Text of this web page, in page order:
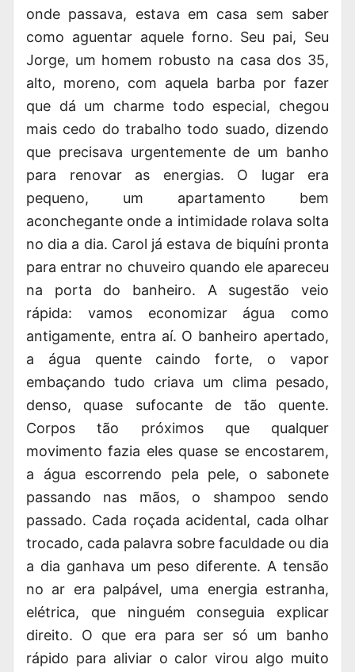
onde passava, estava em casa sem saber
como aguentar aquele forno. Seu pai, Seu
Jorge, um homem robusto na casa dos 35,
alto, moreno, com aquela barba por fazer
que dá um charme todo especial, chegou
mais cedo do trabalho todo suado, dizendo
que precisava urgentemente de um banho
para renovar as energias. O lugar era
pequeno, um apartamento bem
aconchegante onde a intimidade rolava solta
no dia a dia. Carol já estava de biquíni pronta
para entrar no chuveiro quando ele apareceu
na porta do banheiro. A sugestão veio
rápida: vamos economizar água como
antigamente, entra aí. O banheiro apertado,
a água quente caindo forte, o vapor
embaçando tudo criava um clima pesado,
denso, quase sufocante de tão quente.
Corpos tão próximos que qualquer
movimento fazia eles quase se encostarem,
a água escorrendo pela pele, o sabonete
passando nas mãos, o shampoo sendo
passado. Cada roçada acidental, cada olhar
trocado, cada palavra sobre faculdade ou dia
a dia ganhava um peso diferente. A tensão
no ar era palpável, uma energia estranha,
elétrica, que ninguém conseguia explicar
direito. O que era para ser só um banho
rápido para aliviar o calor virou algo muito